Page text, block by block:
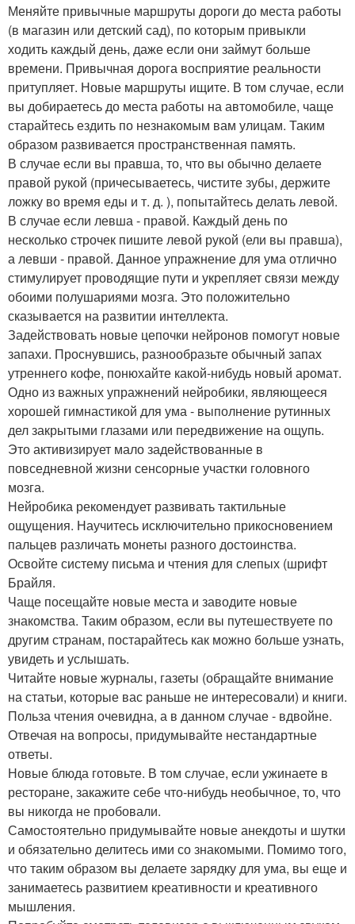
Меняйте привычные маршруты дороги до места работы
(в магазин или детский сад), по которым привыкли
ходить каждый день, даже если они займут больше
времени. Привычная дорога восприятие реальности
притупляет. Новые маршруты ищите. В том случае, если
вы добираетесь до места работы на автомобиле, чаще
старайтесь ездить по незнакомым вам улицам. Таким
образом развивается пространственная память.
В случае если вы правша, то, что вы обычно делаете
правой рукой (причесываетесь, чистите зубы, держите
ложку во время еды и т. д. ), попытайтесь делать левой.
В случае если левша - правой. Каждый день по
несколько строчек пишите левой рукой (ели вы правша),
а левши - правой. Данное упражнение для ума отлично
стимулирует проводящие пути и укрепляет связи между
обоими полушариями мозга. Это положительно
сказывается на развитии интеллекта.
Задействовать новые цепочки нейронов помогут новые
запахи. Проснувшись, разнообразьте обычный запах
утреннего кофе, понюхайте какой-нибудь новый аромат.
Одно из важных упражнений нейробики, являющееся
хорошей гимнастикой для ума - выполнение рутинных
дел закрытыми глазами или передвижение на ощупь.
Это активизирует мало задействованные в
повседневной жизни сенсорные участки головного
мозга.
Нейробика рекомендует развивать тактильные
ощущения. Научитесь исключительно прикосновением
пальцев различать монеты разного достоинства.
Освойте систему письма и чтения для слепых (шрифт
Брайля.
Чаще посещайте новые места и заводите новые
знакомства. Таким образом, если вы путешествуете по
другим странам, постарайтесь как можно больше узнать,
увидеть и услышать.
Читайте новые журналы, газеты (обращайте внимание
на статьи, которые вас раньше не интересовали) и книги.
Польза чтения очевидна, а в данном случае - вдвойне.
Отвечая на вопросы, придумывайте нестандартные
ответы.
Новые блюда готовьте. В том случае, если ужинаете в
ресторане, закажите себе что-нибудь необычное, то, что
вы никогда не пробовали.
Самостоятельно придумывайте новые анекдоты и шутки
и обязательно делитесь ими со знакомыми. Помимо того,
что таким образом вы делаете зарядку для ума, вы еще и
занимаетесь развитием креативности и креативного
мышления.